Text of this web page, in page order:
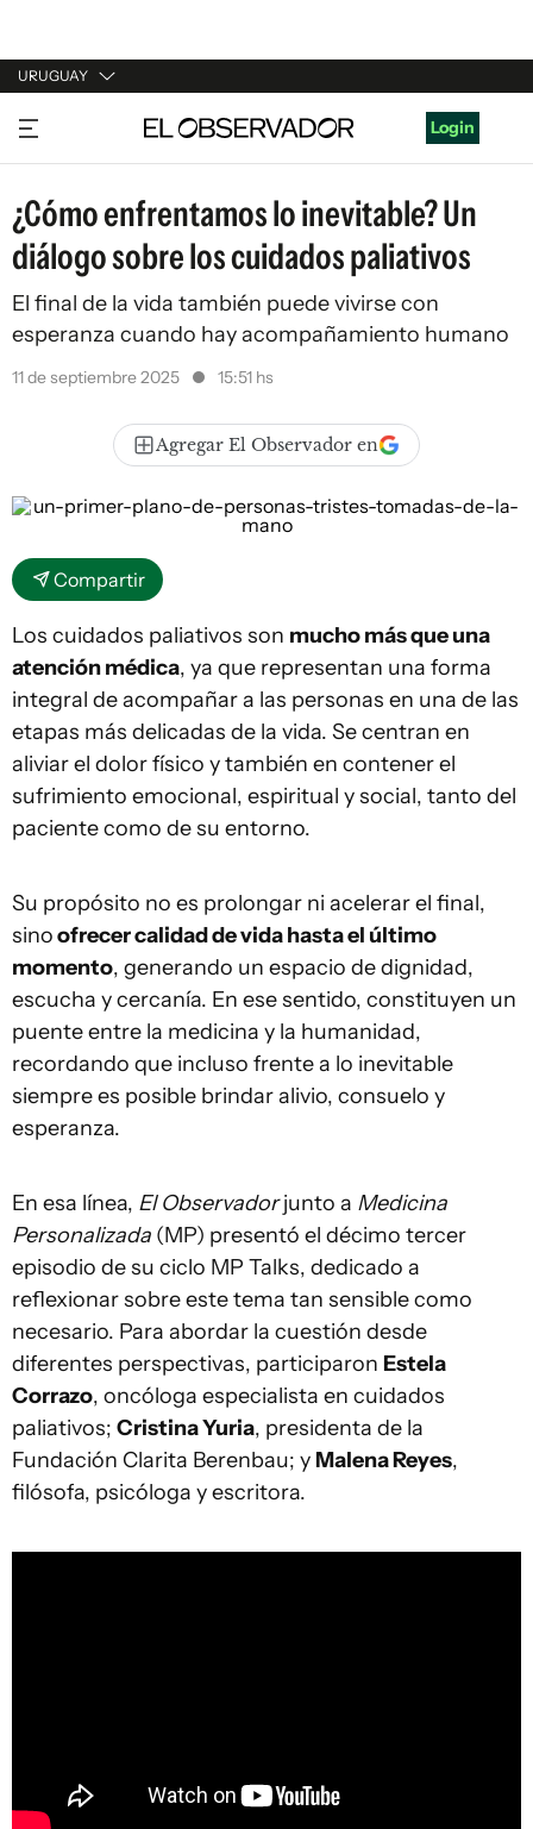
URUGUAY
URUGUAY
ARGENTINA
ESPAÑA
ESTADOS UNIDOS
Login
¿Cómo enfrentamos lo inevitable? Un
diálogo sobre los cuidados paliativos
El final de la vida también puede vivirse con
esperanza cuando hay acompañamiento humano
11 de septiembre 2025 15:51 hs
Agregar El Observador en
Compartir
Los cuidados paliativos son mucho más que una
atención médica, ya que representan una forma
integral de acompañar a las personas en una de las
etapas más delicadas de la vida. Se centran en
aliviar el dolor físico y también en contener el
sufrimiento emocional, espiritual y social, tanto del
paciente como de su entorno.
Su propósito no es prolongar ni acelerar el final,
sinoofrecer calidad de vida hasta el último
momento, generando un espacio de dignidad,
escucha y cercanía. En ese sentido, constituyen un
puente entre la medicina y la humanidad,
recordando que incluso frente a lo inevitable
siempre es posible brindar alivio, consuelo y
esperanza.
En esa línea, El Observadorjunto a Medicina
Personalizada (MP) presentó el décimo tercer
episodio de su ciclo MP Talks, dedicado a
reflexionar sobre este tema tan sensible como
necesario. Para abordar la cuestión desde
diferentes perspectivas, participaron Estela
Corrazo, oncóloga especialista en cuidados
paliativos; Cristina Yuria, presidenta de la
Fundación Clarita Berenbau; y Malena Reyes,
filósofa, psicóloga y escritora.